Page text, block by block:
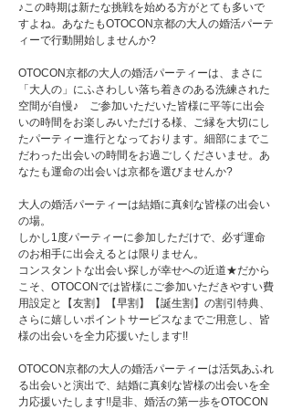
♪この時期は新たな挑戦を始める方がとても多いで
すよね。あなたもOTOCON京都の大人の婚活パーテ
ィーで行動開始しませんか?
OTOCON京都の大人の婚活パーティーは、まさに
「大人の」にふさわしい落ち着きのある洗練された
空間が自慢♪ ご参加いただいた皆様に平等に出会
いの時間をお楽しみいただける様、ご縁を大切にし
たパーティー進行となっております。細部にまでこ
だわった出会いの時間をお過ごしくださいませ。あ
なたも運命の出会いは京都を選びませんか?
大人の婚活パーティーは結婚に真剣な皆様の出会い
の場。
しかし1度パーティーに参加しただけで、必ず運命
のお相手に出会えるとは限りません。
コンスタントな出会い探しが幸せへの近道★だから
こそ、OTOCONでは皆様にご参加いただきやすい費
用設定と【友割】【早割】【誕生割】の割引特典、
さらに嬉しいポイントサービスなまでご用意し、皆
様の出会いを全力応援いたします!!
OTOCON京都の大人の婚活パーティーは活気あふれ
る出会いと演出で、結婚に真剣な皆様の出会いを全
力応援いたします!!是非、婚活の第一歩をOTOCON